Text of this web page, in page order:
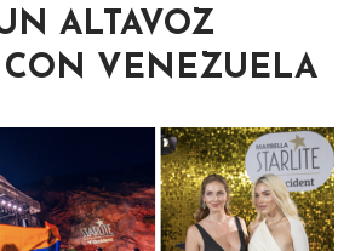
ALTAVOZ
VENEZUELA